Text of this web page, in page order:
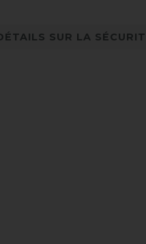
SUR LA